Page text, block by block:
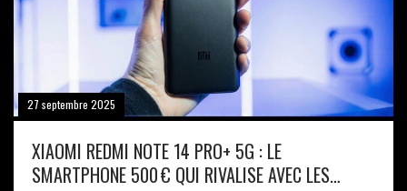
27 septembre 2025
XIAOMI REDMI NOTE 14 PRO+ 5G : LE
SMARTPHONE 500 € QUI RIVALISE AVEC LES